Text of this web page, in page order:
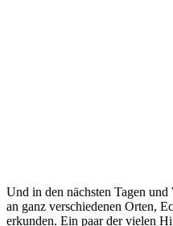
Und in den nächsten Tagen
an ganz verschiedenen Orten,
erkunden. Ein paar der vielen